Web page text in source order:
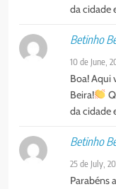
da cidade
Betinho
10 de June,
Boa! Aqui
Beira!
da cidade
Betinho
25 de July,
Parabéns